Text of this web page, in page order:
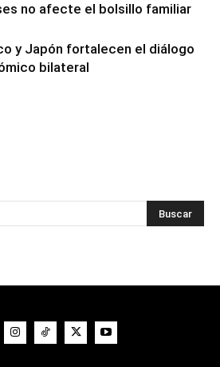
no afecte el bolsillo familiar
y Japón fortalecen el diálogo
bilateral